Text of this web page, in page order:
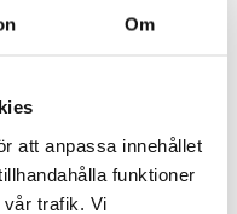
Om
att anpassa innehållet
funktioner
trafik. Vi
Cream
Naturlig, rik håndkrem som dufter av rabarbra og rose.
89